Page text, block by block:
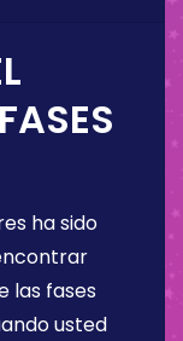
ha sido
las fases
usted